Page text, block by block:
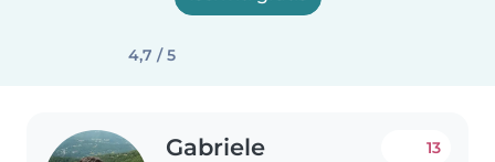
4,7 / 5
Gabriele 13